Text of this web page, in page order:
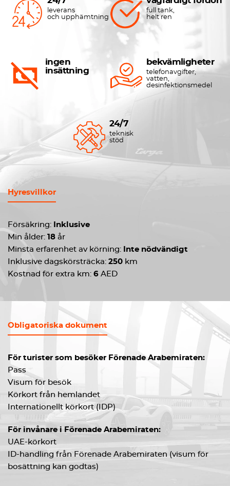
leverans
och upphämtning
full tank,
helt ren
ingen
insättning
bekvämligheter
telefonavgifter,
vatten,
desinfektionsmedel
24/7
teknisk
stöd
Hyresvillkor
Försäkring:
Inklusive
Min ålder: 18 år
Minsta erfarenhet av körning:
Inte nödvändigt
Inklusive dagskörsträcka: 250 km
Kostnad för extra km: 6 AED
Obligatoriska dokument
För turister som besöker Förenade Arabemiraten:
Pass
Visum för besök
Körkort från hemlandet
Internationellt körkort (IDP)
För invånare i Förenade Arabemiraten:
UAE-körkort
ID-handling från Förenade Arabemiraten (visum för
bosättning kan godtas)